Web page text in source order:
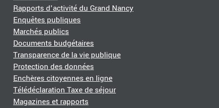
Rapports d'activité du Grand Nancy
Enquêtes publiques
Marchés publics
Documents budgétaires
Transparence de la vie publique
Protection des données
Enchères citoyennes en ligne
Télédéclaration Taxe de séjour
Magazines et rapports